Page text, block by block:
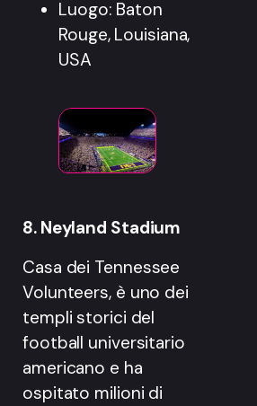
Luogo: Baton
Rouge, Louisiana,
USA
8. Neyland Stadium
Casa dei Tennessee
Volunteers, è uno dei
templi storici del
football universitario
americano e ha
ospitato milioni di